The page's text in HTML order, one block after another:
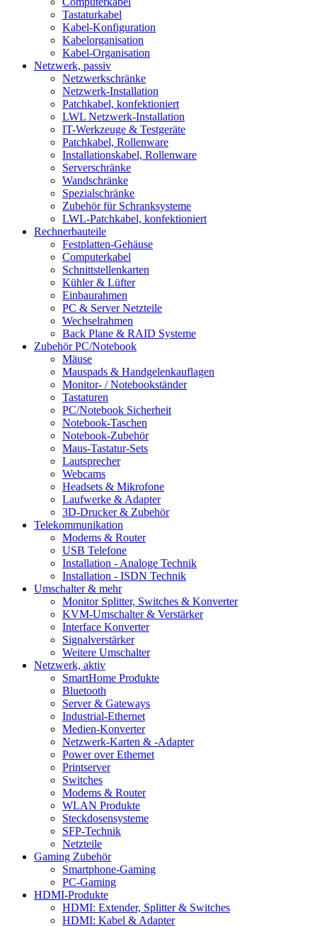
Tastaturkabel
Kabel-Konfiguration
Kabelorganisation
Kabel-Organisation
Netzwerk, passiv
Netzwerkschränke
Netzwerk-Installation
Patchkabel, konfektioniert
LWL Netzwerk-Installation
IT-Werkzeuge & Testgeräte
Patchkabel, Rollenware
Installationskabel, Rollenware
Serverschränke
Wandschränke
Spezialschränke
Zubehör für Schranksysteme
LWL-Patchkabel, konfektioniert
Rechnerbauteile
Festplatten-Gehäuse
Computerkabel
Schnittstellenkarten
Kühler & Lüfter
Einbaurahmen
PC & Server Netzteile
Wechselrahmen
Back Plane & RAID Systeme
Zubehör PC/Notebook
Mäuse
Mauspads & Handgelenkauflagen
Monitor- / Notebookständer
Tastaturen
PC/Notebook Sicherheit
Notebook-Taschen
Notebook-Zubehör
Maus-Tastatur-Sets
Lautsprecher
Webcams
Headsets & Mikrofone
Laufwerke & Adapter
3D-Drucker & Zubehör
Telekommunikation
Modems & Router
USB Telefone
Installation - Analoge Technik
Installation - ISDN Technik
Umschalter & mehr
Monitor Splitter, Switches & Konverter
KVM-Umschalter & Verstärker
Interface Konverter
Signalverstärker
Weitere Umschalter
Netzwerk, aktiv
SmartHome Produkte
Bluetooth
Server & Gateways
Industrial-Ethernet
Medien-Konverter
Netzwerk-Karten & -Adapter
Power over Ethernet
Printserver
Switches
Modems & Router
WLAN Produkte
Steckdosensysteme
SFP-Technik
Netzteile
Gaming Zubehör
Smartphone-Gaming
PC-Gaming
HDMI-Produkte
HDMI: Extender, Splitter & Switches
HDMI: Kabel & Adapter